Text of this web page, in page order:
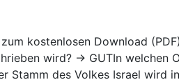
kostenlosen Download
wird? → GUTIn welchen
Stamm des Volkes Israel wird